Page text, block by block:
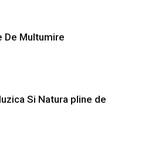
De Multumire
Si Natura pline de